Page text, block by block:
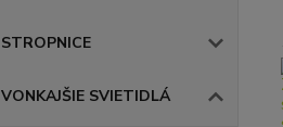
STROPNICE
VONKAJŠIE SVIETIDLÁ